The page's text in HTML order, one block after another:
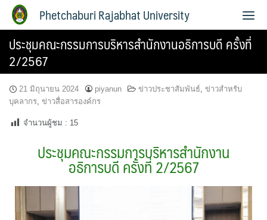
Phetchaburi Rajabhat University
ประชุมคณะกรรมการบริหารสำนักงานอธิการบดี ครั้งที่
2/2567
21 มิถุนายน 2024 piyanun ข่าวประชาสัมพันธ์, ข่าวสำหรับ
บุคลากร, ข่าวสื่อสารองค์กร
จำนวนผู้ชม : 15
ประชุมคณะกรรมการบริหารสำนักงาน
อธิการบดี ครั้งที่ 2/2567